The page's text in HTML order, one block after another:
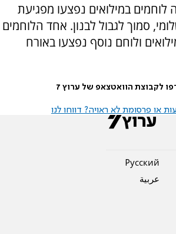
במילואים נפצעו מפגיעת
סמוך לגבול לבנון. אחד הלוחמים
ולוחם נוסף נפצעו באורח
לקבוצת הוואטצאפ של ערוץ 7
או פרסומת לא ראויה? דווחו לנו
Pусский
عربية